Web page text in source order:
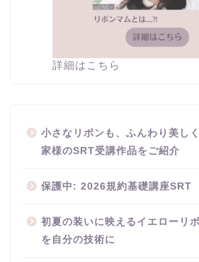
詳細はこちら
小さなリボンも、ふんわり美し
家様のSRT受講作品をご紹介
保護中: 2026規約基礎講座SRT
初夏の装いに映えるイエローリ
を自分の技術に